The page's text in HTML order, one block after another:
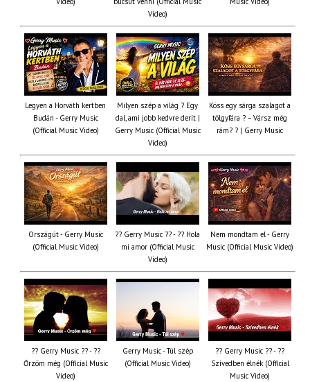
Video)
Legyen a Horváth kertben
Budán - Gerry Music
(Official Music Video)
Milyen szép a világ ? Egy
dal, ami jobb kedvre derít |
Gerry Music (Official Music
Video)
Köss egy sárga szalagot a
tölgyfára ?️ – Vársz még
rám? ? | Gerry Music
Országút - Gerry Music
(Official Music Video)
?? Gerry Music ?? - ?? Hola
mi amor (Official Music
Video)
Nem mondtam el - Gerry
Music (Official Music Video)
?? Gerry Music ?? - ??
Őrzöm még (Official Music
Video)
Gerry Music - Túl szép
(Official Music Video)
?? Gerry Music ?? - ??
Szívedben élnék (Official
Music Video)